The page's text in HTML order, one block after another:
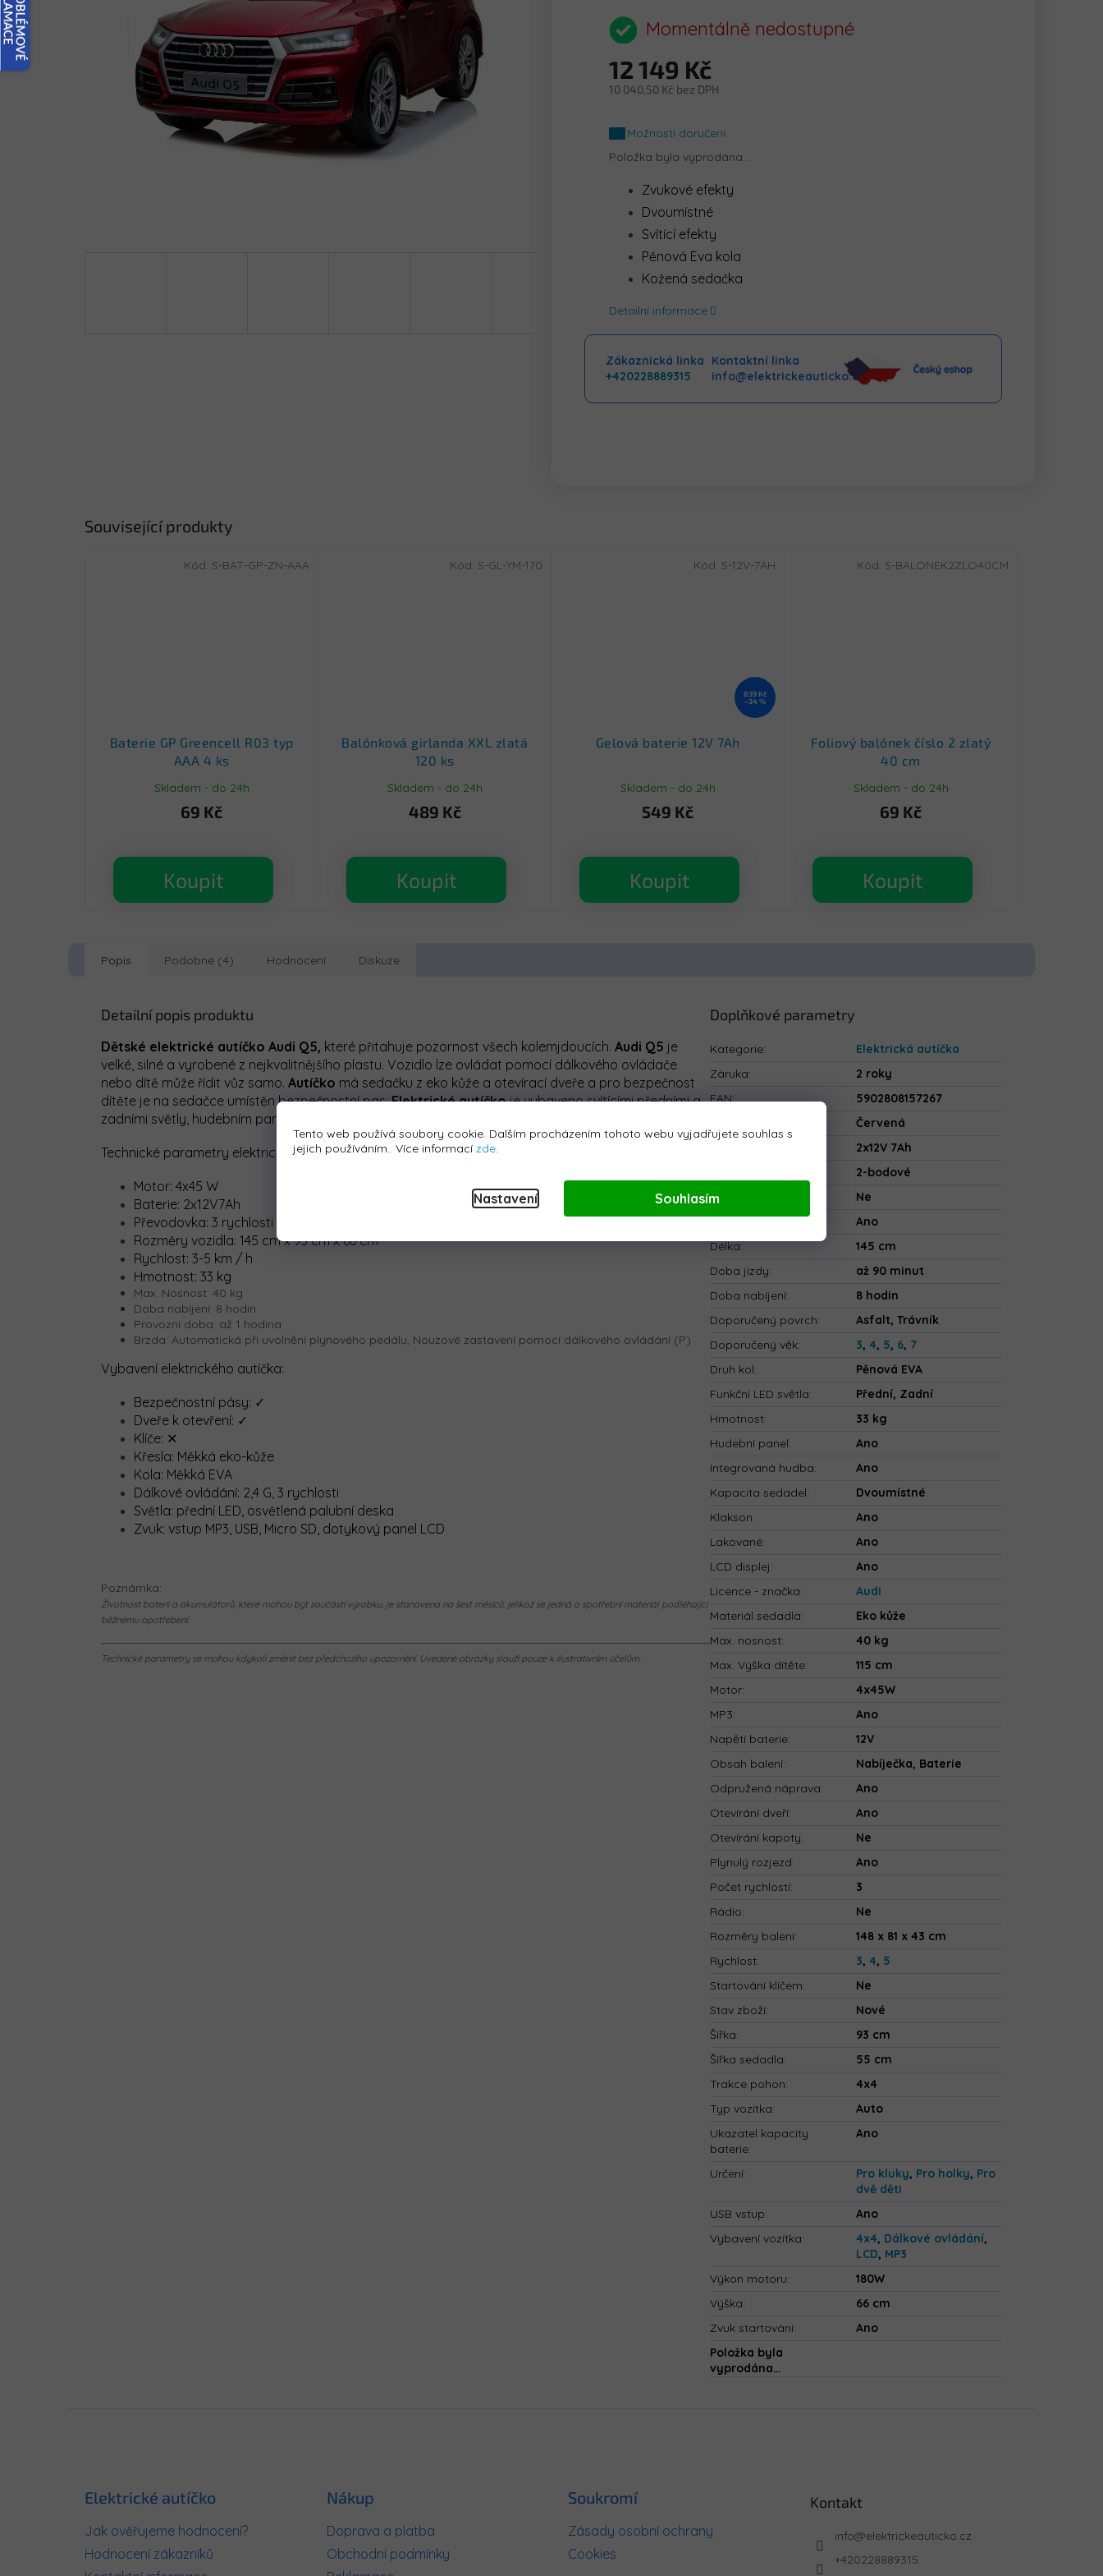
Tento web používá soubory cookie. Dalším procházením tohoto webu vyjadřujete souhlas s
jejich používáním.. Více informací zde
Nastavení Souhlasím
produktu
je
z
5
Momentálně nedostupné
12 149 Kč
10 040,50 Kč bez DPH
cena:Možnosti doručení
Položka byla vyprodána…
Zvukové efekty
Dvoumístné
Svítící efekty
Pěnová Eva kola
Kožená sedačka
Detailní informace
Zákaznická linka
+420228889315
Kontaktní linka
info@elektrickeauticko.cz
Související produkty
Baterie GP Greencell R03 typ
AAA 4 ks
Skladem - do 24h
69 Kč
Koupit
Kód: S-BAT-GP-ZN-AAA
Balónková girlanda XXL zlatá
120 ks
Skladem - do 24h
489 Kč
Koupit
Kód: S-GL-YM-170
839 Kč
–34 %
Gelová baterie 12V 7Ah
Skladem - do 24h
549 Kč
Koupit
Kód: S-12V-7AH
Foliový balónek číslo 2 zlatý
40 cm
Skladem - do 24h
69 Kč
Koupit
Kód: S-BALONEK2ZLO40CM
Popis Podobné (4) Hodnocení Diskuze
Detailní popis produktu
Dětské elektrické autíčko Audi Q5, které přitahuje pozornost všech kolemjdoucích. Audi Q5 je
velké, silné a vyrobené z nejkvalitnějšího plastu. Vozidlo lze ovládat pomocí dálkového ovládače
nebo dítě může řídit vůz samo. Autíčko má sedačku z eko kůže a otevírací dveře a pro bezpečnost
dítěte je na sedačce umístěn bezpečnostní pas.Elektrické autíčkoje vybaveno svítícími předními a
zadními světly, hudebním panelem a realistickými zvuky.
Technické parametry elektrického autíčka:
Motor: 4x45 W
Baterie: 2x12V7Ah
Převodovka: 3 rychlosti
Rozměry vozidla: 145 cm x 93 cm x 66 cm
Rychlost: 3-5 km / h
Hmotnost: 33 kg
Max. Nosnost: 40 kg
Doba nabíjení: 8 hodin
Provozní doba: až 1 hodina
Brzda: Automatická při uvolnění plynového pedálu, Nouzové zastavení pomocí dálkového ovládání (P)
Vybavení elektrického autíčka:
Bezpečnostní pásy: ✓
Dveře k otevření: ✓
Klíče: ✕
Křesla: Měkká eko-kůže
Kola: Měkká EVA
Dálkové ovládání: 2,4 G, 3 rychlosti
Světla: přední LED, osvětlená palubní deska
Zvuk: vstup MP3, USB, Micro SD, dotykový panel LCD
Poznámka:
Životnost baterií a akumulátorů, které mohou být součástí výrobku, je stanovena na šest měsíců, jelikož se jedná o spotřební materiál podléhající
běžnému opotřebení.
Technické parametry se mohou kdykoli změnit bez předchozího upozornění. Uvedené obrázky slouží pouze k ilustrativním účelům.
Doplňkové parametry
Kategorie:
Elektrická autíčka
Záruka:
2 roky
EAN:
5902808157267
Červená
2x12V 7Ah
2-bodové
Bluetooth
Ne
Ano
Délka:
145 cm
Doba jízdy:
až 90 minut
Doba nabíjení:
8 hodin
Doporučený povrch:
Asfalt, Trávník
Doporučený věk: 3,4, 5, 6, 7
Druh kol:
Pěnová EVA
Funkční LED světla:
Přední, Zadní
Hmotnost:
33 kg
Hudební panel:
Ano
Integrovaná hudba:
Ano
Kapacita sedadel:
Dvoumístné
Klakson:
Ano
Lakované:
Ano
LCD displej:
Ano
Licence - značka:
Audi
Materiál sedadla:
Eko kůže
Max. nosnost:
40 kg
Max. Výška dítěte:
115 cm
Motor:
4x45W
MP3:
Ano
Napětí baterie:
12V
Obsah balení:
Nabíječka, Baterie
Odpružená náprava:
Ano
Otevírání dveří:
Ano
Otevírání kapoty:
Ne
Plynulý rozjezd:
Ano
Počet rychlostí:
3
Rádio:
Ne
Rozměry balení:
148 x 81 x 43 cm
Rychlost: 3,4, 5
Startování klíčem:
Ne
Stav zboží:
Nové
Šířka:
93 cm
Šířka sedadla:
55 cm
Trakce pohon:
4x4
Typ vozítka:
Auto
Ukazatel kapacity
baterie:
Ano
Určení: Pro kluky, Pro holky, Pro
dvě děti
USB vstup:
Ano
Vybavení vozítka: 4x4, Dálkové ovládání,
LCD, MP3
Výkon motoru:
180W
Výška:
66 cm
Zvuk startování:
Ano
Položka byla
vyprodána…
Elektrické autíčko
Jak ověřujeme hodnocení?
Hodnocení zákazníků
Nákup
Doprava a platba
Obchodní podmínky
Soukromí
Zásady osobní ochrany
Cookies
Kontakt
info@elektrickeauticko.cz
+420228889315